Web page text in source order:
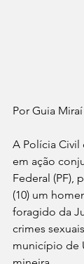
Por Guia Miraí
A Polícia Civil
em ação
Federal (PF),
(10) um
foragido da
crimes
município de